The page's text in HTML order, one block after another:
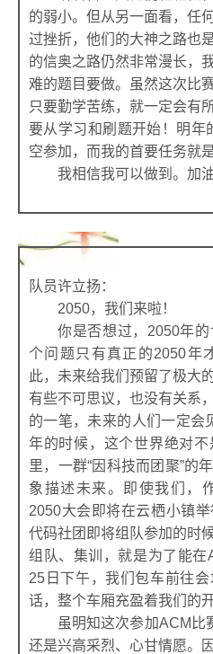
的弱小。但从另一面看，任
过挫折，他们的大神之路也
的信奥之路仍然非常漫长，
难的题目要做。虽然这次比
只要勤学苦练，就一定会有
要从学习和刷题开始！明年
空参加，而我的首要任务就
我相信我可以做到。加
队员许立扬：
2050，我们来啦！
你是否想过，2050年
个问题只有真正的2050年
此，未来给我们预留了极大
有些不可思议，也没有关系
的一笔，未来的人们一定会
年的时候，这个世界绝对
里，一群“因科技而团聚”的
象描述未来。即使我们，
2050大会即将在云栖小镇
代码社团即将组队参加的时
组队、集训，就是为了能在
25日下午，我们包车前往
话，整个车厢充盈着我们的
虽明知这次参加ACM比
还是兴高采烈、心甘情愿。